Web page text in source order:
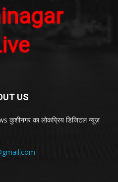
US
कुशीनगर का लोकप्रिय डिजिटल न्यूज़